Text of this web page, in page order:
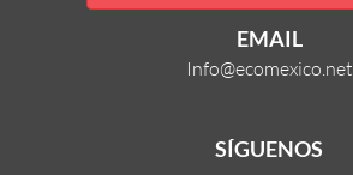
EMAIL
Info@ecomexico.net
SÍGUENOS